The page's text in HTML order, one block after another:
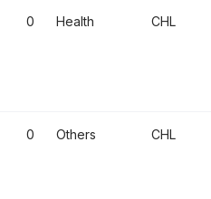
0 Health CHL
0 Others CHL